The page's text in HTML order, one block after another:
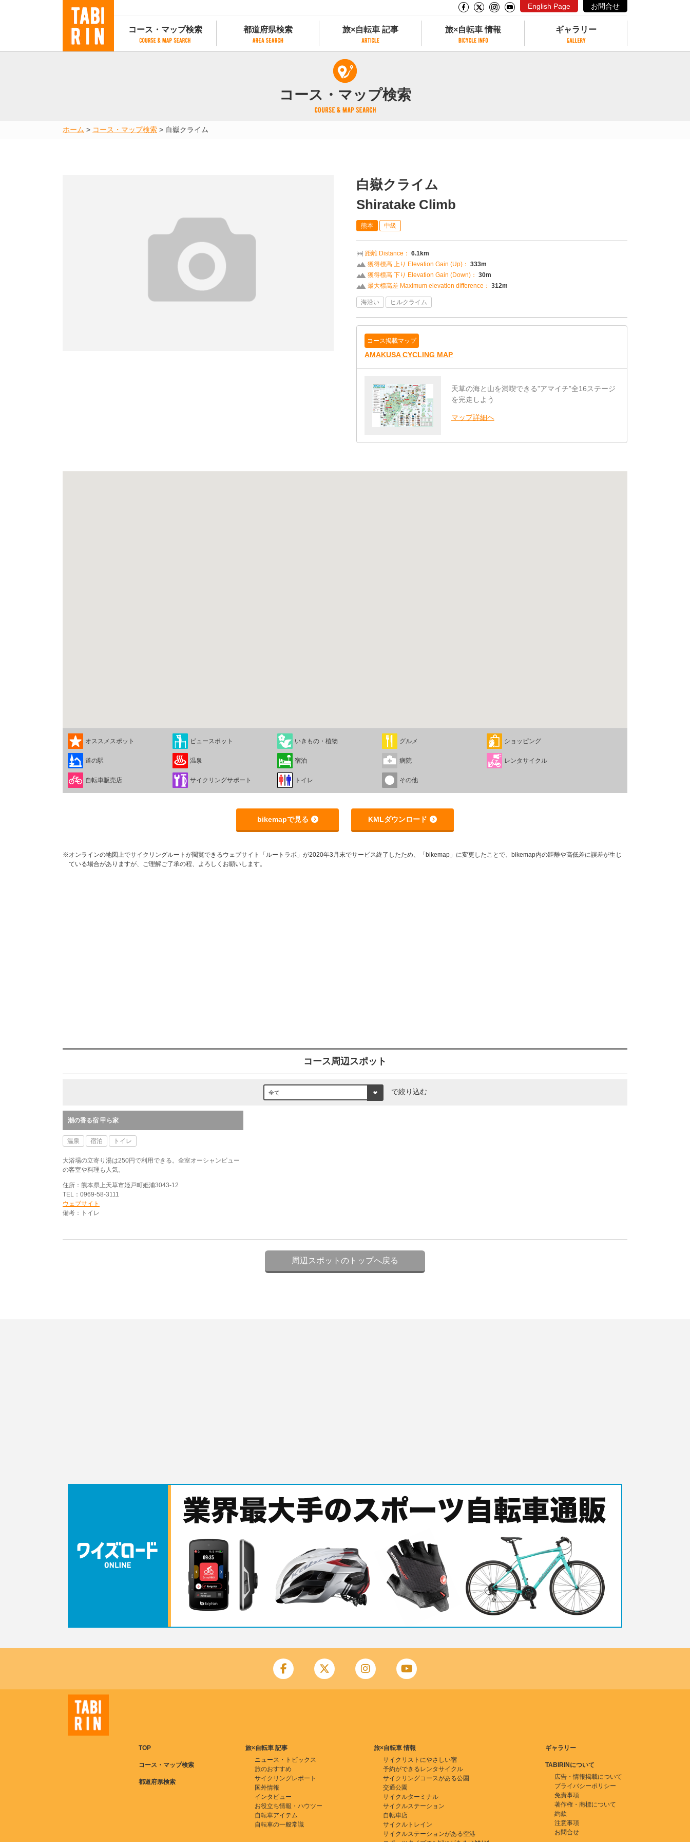
English Page お問合せ
コース・マップ検索
地図から検索
都道府県検索
都道府県別サイクリング情報
旅×自転車 記事
旅×自転車 記事
記事一覧
カテゴリから探す
旅×自転車 情報
サイクリストにやさしい宿
サイクルトレイン
子供用自転車があるレンタサイクル
タンデム自転車があるレンタサイクル
レンタサイクルがある道の駅
ギャラリー
コース・マップ検索
ホーム > コース・マップ検索 > 白嶽クライム
白嶽クライム
Shiratake Climb
熊本 中級
距離 Distance： 6.1km
獲得標高 上り Elevation Gain (Up)： 333m
獲得標高 下り Elevation Gain (Down)： 30m
最大標高差 Maximum elevation difference： 312m
海沿い ヒルクライム
コース掲載マップ
AMAKUSA CYCLING MAP
天草の海と山を満喫できる”アマイチ”全16ステージ
を完走しよう
マップ詳細へ
オススメスポット ビュースポット いきもの・植物 グルメ ショッピング
道の駅 温泉 宿泊 病院 レンタサイクル
自転車販売店 サイクリングサポート トイレ その他
bikemapで見る KMLダウンロード
※オンラインの地図上でサイクリングルートが閲覧できるウェブサイト「ルートラボ」が2020年3月末でサービス終了したため、「bikemap」に変更したことで、bikemap内の距離や高低差に誤差が生じ
ている場合がありますが、ご理解ご了承の程、よろしくお願いします。
コース周辺スポット
で絞り込む
潮の香る宿 甲ら家
温泉 宿泊 トイレ
大浴場の立寄り湯は250円で利用できる。全室オーシャンビュー
の客室や料理も人気。
住所：熊本県上天草市姫戸町姫浦3043-12
TEL：0969-58-3111
ウェブサイト
備考：トイレ
周辺スポットのトップへ戻る
TOP
コース・マップ検索
都道府県検索
旅×自転車 記事
ニュース・トピックス
旅のおすすめ
サイクリングレポート
国外情報
インタビュー
お役立ち情報・ハウツー
自転車アイテム
自転車の一般常識
旅×自転車 情報
サイクリストにやさしい宿
予約ができるレンタサイクル
サイクリングコースがある公園
交通公園
サイクルターミナル
サイクルステーション
自転車店
サイクルトレイン
サイクルステーションがある空港
ギャラリー
TABIRINについて
広告・情報掲載について
プライバシーポリシー
免責事項
著作権・商標について
約款
注意事項
お問合せ